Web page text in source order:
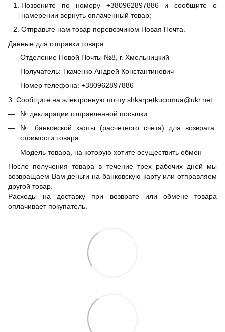
Позвоните по номеру +380962897886 и сообщите о
намерении вернуть оплаченный товар;
Отправьте нам товар перевозчиком Новая Почта.
Данные для отправки товара:
Отделение Новой Почты №8, г. Хмельницкий
Получатель: Ткаченко Андрей Константинович
Номер телефона: +380962897886
3. Сообщите на электронную почту shkarpetkucomua@ukr.net
№ декларации отправленной посылки
№ банковской карты (расчетного счета) для возврата
стоимости товара
Модель товара, на которую хотите осуществить обмен
После получения товара в течение трех рабочих дней мы
возвращаем Вам деньги на банковскую карту или отправляем
другой товар.
Расходы на доставку при возврате или обмене товара
оплачивает покупатель.